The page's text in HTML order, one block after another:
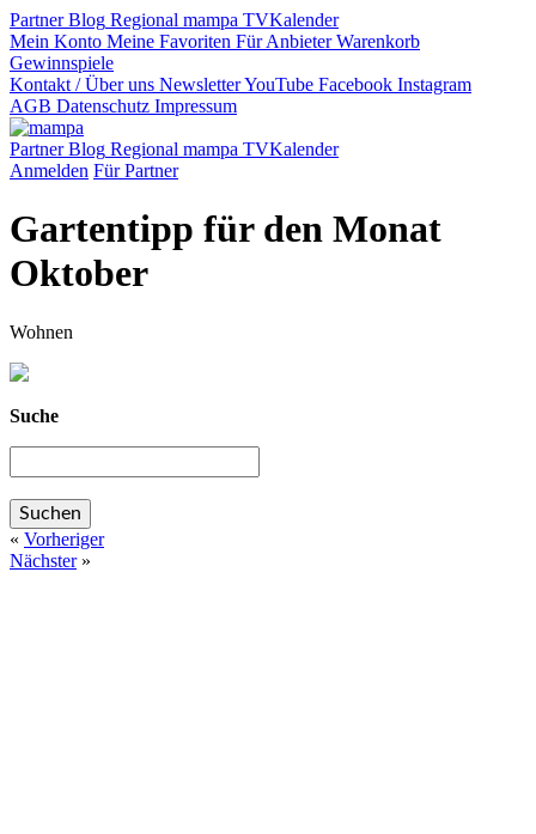
PartnerBlog Regional mampa TVKalender
Mein Konto Meine Favoriten Für AnbieterWarenkorb
Gewinnspiele
Kontakt / Über uns NewsletterYouTube Facebook Instagram
AGB Datenschutz Impressum
PartnerBlog Regional mampa TVKalender
Anmelden Für Partner
Gartentipp für den Monat
Oktober
Wohnen
Suche
« Vorheriger
Nächster»